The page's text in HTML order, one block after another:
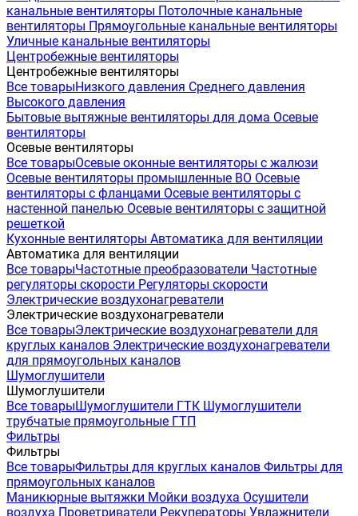
канальные вентиляторы Потолочные канальные
вентиляторы Прямоугольные канальные вентиляторы
Уличные канальные вентиляторы
Центробежные вентиляторы
Центробежные вентиляторы
Все товарыНизкого давления Среднего давления
Высокого давления
Бытовые вытяжные вентиляторы для дома Осевые
вентиляторы
Осевые вентиляторы
Все товарыОсевые оконные вентиляторы с жалюзи
Осевые вентиляторы промышленные ВО Осевые
вентиляторы с фланцами Осевые вентиляторы с
настенной панелью Осевые вентиляторы с защитной
решеткой
Кухонные вентиляторы Автоматика для вентиляции
Автоматика для вентиляции
Все товарыЧастотные преобразователи Частотные
регуляторы скорости Регуляторы скорости
Электрические воздухонагреватели
Электрические воздухонагреватели
Все товарыЭлектрические воздухонагреватели для
круглых каналов Электрические воздухонагреватели
для прямоугольных каналов
Шумоглушители
Шумоглушители
Все товарыШумоглушители ГТК Шумоглушители
трубчатые прямоугольные ГТП
Фильтры
Фильтры
Все товарыФильтры для круглых каналов Фильтры для
прямоугольных каналов
Маникюрные вытяжки Мойки воздуха Осушители
воздуха Проветриватели Рекуператоры Увлажнители